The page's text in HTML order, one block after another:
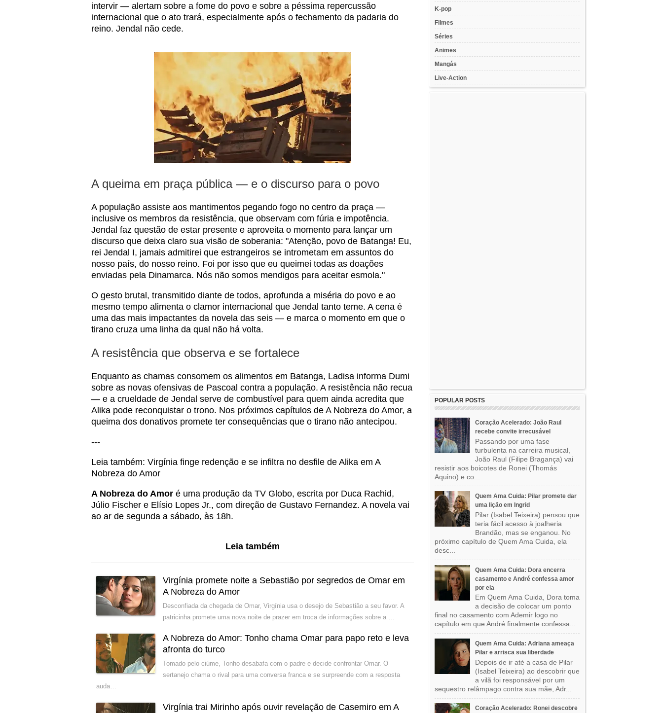
intervir — alertam sobre a fome do povo e sobre a péssima repercussão
internacional que o ato trará, especialmente após o fechamento da padaria do
reino. Jendal não cede.
A queima em praça pública — e o discurso para o povo
A população assiste aos mantimentos pegando fogo no centro da praça —
inclusive os membros da resistência, que observam com fúria e impotência.
Jendal faz questão de estar presente e aproveita o momento para lançar um
discurso que deixa claro sua visão de soberania: "Atenção, povo de Batanga! Eu,
rei Jendal I, jamais admitirei que estrangeiros se intrometam em assuntos do
nosso país, do nosso reino. Foi por isso que eu queimei todas as doações
enviadas pela Dinamarca. Nós não somos mendigos para aceitar esmola."
O gesto brutal, transmitido diante de todos, aprofunda a miséria do povo e ao
mesmo tempo alimenta o clamor internacional que Jendal tanto teme. A cena é
uma das mais impactantes da novela das seis — e marca o momento em que o
tirano cruza uma linha da qual não há volta.
A resistência que observa e se fortalece
Enquanto as chamas consomem os alimentos em Batanga, Ladisa informa Dumi
sobre as novas ofensivas de Pascoal contra a população. A resistência não recua
— e a crueldade de Jendal serve de combustível para quem ainda acredita que
Alika pode reconquistar o trono. Nos próximos capítulos de A Nobreza do Amor, a
queima dos donativos promete ter consequências que o tirano não antecipou.
---
Leia também: Virgínia finge redenção e se infiltra no desfile de Alika em A
Nobreza do Amor
A Nobreza do Amor é uma produção da TV Globo, escrita por Duca Rachid,
Júlio Fischer e Elísio Lopes Jr., com direção de Gustavo Fernandez. A novela vai
ao ar de segunda a sábado, às 18h.
Leia também
Virgínia promete noite a Sebastião por segredos de Omar em
A Nobreza do Amor
Desconfiada da chegada de Omar, Virgínia usa o desejo de Sebastião a seu favor. A
patricinha promete uma nova noite de prazer em troca de informações sobre a …
A Nobreza do Amor: Tonho chama Omar para papo reto e leva
afronta do turco
Tomado pelo ciúme, Tonho desabafa com o padre e decide confrontar Omar. O
sertanejo chama o rival para uma conversa franca e se surpreende com a resposta
auda…
Virgínia trai Mirinho após ouvir revelação de Casemiro em A
K-pop
Filmes
Séries
Animes
Mangás
Live-Action
POPULAR POSTS
Coração Acelerado: João Raul
recebe convite irrecusável
Passando por uma fase
turbulenta na carreira musical,
João Raul (Filipe Bragança) vai
resistir aos boicotes de Ronei (Thomás
Aquino) e co...
Quem Ama Cuida: Pilar promete dar
uma lição em Ingrid
Pilar (Isabel Teixeira) pensou que
teria fácil acesso à joalheria
Brandão, mas se enganou. No
próximo capítulo de Quem Ama Cuida, ela
desc...
Quem Ama Cuida: Dora encerra
casamento e André confessa amor
por ela
Em Quem Ama Cuida, Dora toma
a decisão de colocar um ponto
final no casamento com Ademir logo no
capítulo em que André finalmente confessa...
Quem Ama Cuida: Adriana ameaça
Pilar e arrisca sua liberdade
Depois de ir até a casa de Pilar
(Isabel Teixeira) ao descobrir que
a vilã foi responsável por um
sequestro relâmpago contra sua mãe, Adr...
Coração Acelerado: Ronei descobre